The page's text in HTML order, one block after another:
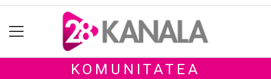
KOMUNITATEA